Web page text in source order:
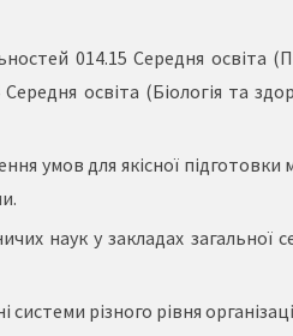
014.15 Середня освіта
освіта (Біологія та
умов для якісної підготовки
наук у закладах загальної
різного рівня